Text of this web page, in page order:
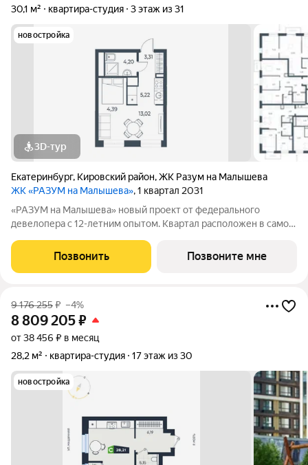
30,1 м²
квартира-студия 3 этаж из 31
новостройка
3D-тур
Екатеринбург, Кировский район,ЖК Разум на Малышева
ЖК «РАЗУМ на Малышева», 1 квартал 2031
«РАЗУМ на Малышева» новый проект от федерального
девелопера с 12-летним опытом. Квартал расположен в самом
доступности: 8 детских садов; 7 школ; прогулочные зоны и
парки; магазины; учреждения
Позвонить Позвоните мне
9 176 255₽ –4%
8 809 205₽
от 38 456 ₽ в месяц
28,2 м²
квартира-студия 17 этаж из 30
новостройка